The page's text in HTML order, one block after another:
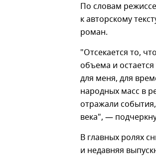
По словам
к авторскому
роман.
"Отсекается то,
объема и
для меня, для
народных масс в
отражали
века", —
В главных ролях
и недавняя